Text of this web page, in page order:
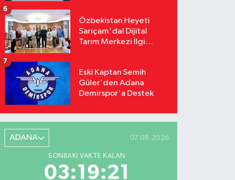
Özbekistan Heyeti
Sarıçam'da! Dijital
Tarım Merkezi İlgi
6
Eski Kaptan Semih
Güler'den Adana
Demirspor'a Destek
7
ADANA 07.08.2026
SONRAKI VAKTE KALAN
03:19:20